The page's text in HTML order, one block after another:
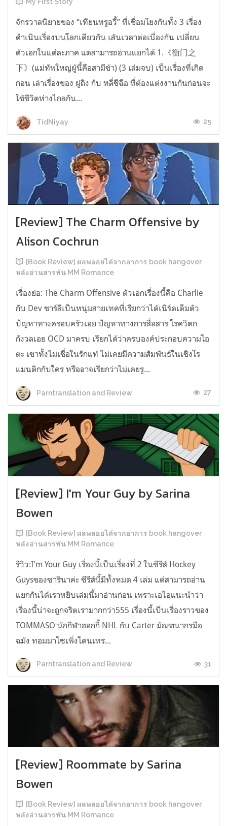
จักรวาลนิยายของ “เทียนหรูอวี้” ที่เชื่อมโยงกันทั้ง 3 เรื่อง
ดำเนินเรื่องบนโลกเดียวกัน เส้นเวลาต่อเนื่องกัน เปลี่ยน
ตัวเอกในแต่ละภาค แต่สามารถอ่านแยกได้ 1.《衡门之
下》(แม่ทัพใหญ่ผู้นี้คือสามีข้า) (3 เล่มจบ) เป็นเรื่องที่เกิด
ก่อน เล่าเรื่องของ ฝูถิง กับ หลี่ชีฉือ ที่ต้องแต่งงานกันก่อนจะ
ใช้ชีวิตห่างไกลกัน...
TidNiyay 25
[Review] The Charm Offensive by
Alison Cochrun
[Book Review] ผลพลอยได้จากอาการ book hangover
หลังอ่านสารพัน MM Romance
เรื่องย่อ: The Charm Offensive ตัวเอกเรื่องนี้คือ Charlie
กับ Dev ชาร์ลีเป็นหนุ่มสายเทคที่เรียกว่าได้เนิร์ดเต็มตัว
ปัญหาทางครอบครัวเอย ปัญหาทางการสื่อสาร โรควิตก
กังวลเอย OCD มาครบ เรียกได้ว่าครบองค์ประกอบความโอ
ตะ เขาทั้งไม่เชื่อในรักแท้ ไม่เคยมีความสัมพันธ์ในเชิงโร
แมนติกกับใคร หรืออาจเรียกว่าไม่เคยรู...
Parntranslation and Review 27
[Review] I'm Your Guy by Sarina
Bowen
[Book Review] ผลพลอยได้จากอาการ book hangover
หลังอ่านสารพัน MM Romance
รีวิว:I'm Your Guy เรื่องนี้เป็นเรื่องที่ 2 ในซีรีส์ Hockey
Guysของซารินาค่ะ ซีรีส์นี้มีทั้งหมด 4 เล่ม แต่สามารถอ่าน
แยกกันได้เราหยิบเล่มนี้มาอ่านก่อน เพราะเอไอแนะนำว่า
เรื่องนี้น่าจะถูกจริตเรามากกว่า555 เรื่องนี้เป็นเรื่องราวของ
TOMMASO นักกีฬาฮอกกี้ NHL กับ Carter มัณฑนากรมือ
ฉมัง ทอมมาโซเพิ่งโดนเทร...
Parntranslation and Review 31
[Review] Roommate by Sarina
Bowen
[Book Review] ผลพลอยได้จากอาการ book hangover
หลังอ่านสารพัน MM Romance